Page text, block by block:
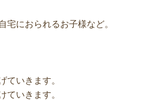
におられるお子様など。
いきます。
いきます。